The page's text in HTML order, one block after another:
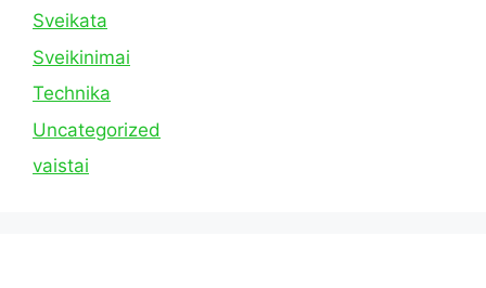
Sveikata
Sveikinimai
Technika
Uncategorized
vaistai